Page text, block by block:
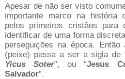
Apesar de não ser visto
importante marco na história
pelos primeiros cristãos para
identificar de uma forma
perseguições na época.
(peixe) passa a ser a sigla de
Yicus Soter”, ou “Jesus
Salvador”.